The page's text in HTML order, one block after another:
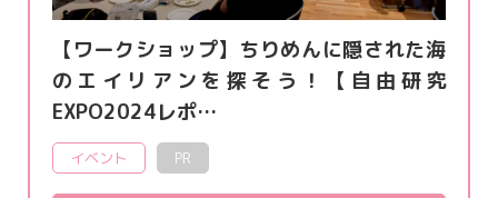
【ワークショップ】ちりめんに隠された海
のエイリアンを探そう！【自由研究
EXPO2024レポ…
イベント PR